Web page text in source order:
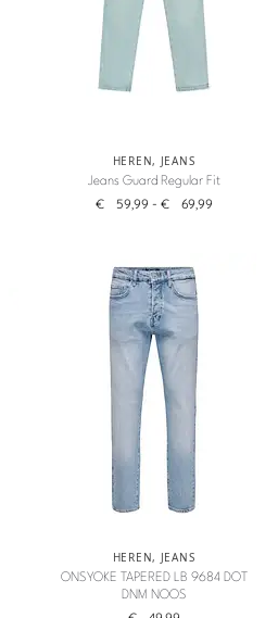
HEREN, JEANS
Jeans Guard Regular Fit
€ 59,99 - € 69,99
HEREN, JEANS
ONSYOKE TAPERED LB 9684 DOT
DNM NOOS